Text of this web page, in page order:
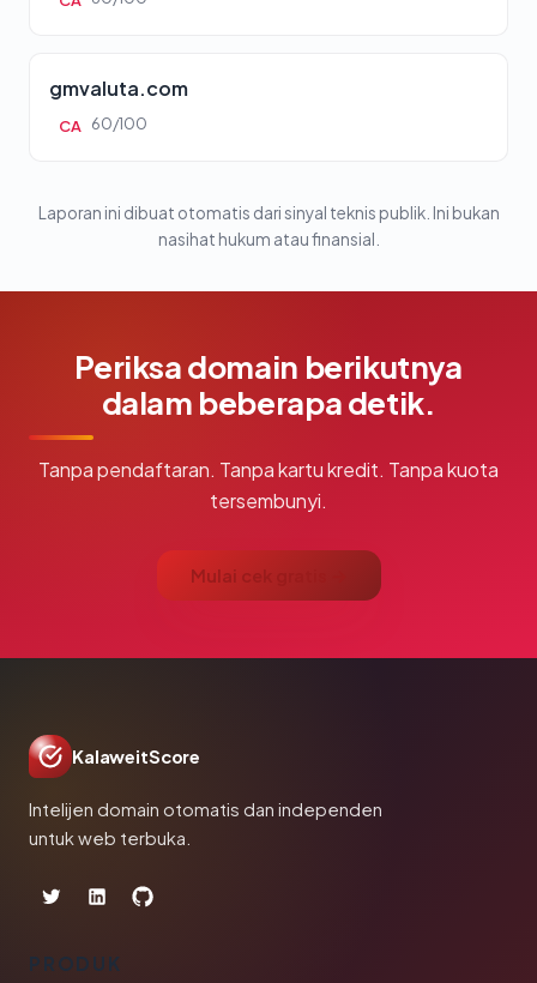
gmvaluta.com
CA 60/100
Laporan ini dibuat otomatis dari sinyal teknis publik. Ini bukan
nasihat hukum atau finansial.
Periksa domain berikutnya
dalam beberapa detik.
Tanpa pendaftaran. Tanpa kartu kredit. Tanpa kuota
tersembunyi.
Mulai cek gratis →
KalaweitScore
Intelijen domain otomatis dan independen
untuk web terbuka.
PRODUK